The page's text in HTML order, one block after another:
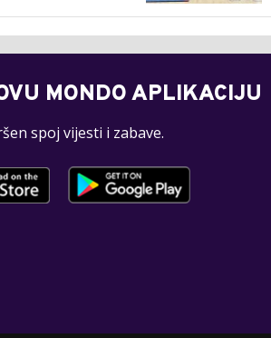
MONDO APLIKACIJU
spoj vijesti i zabave.